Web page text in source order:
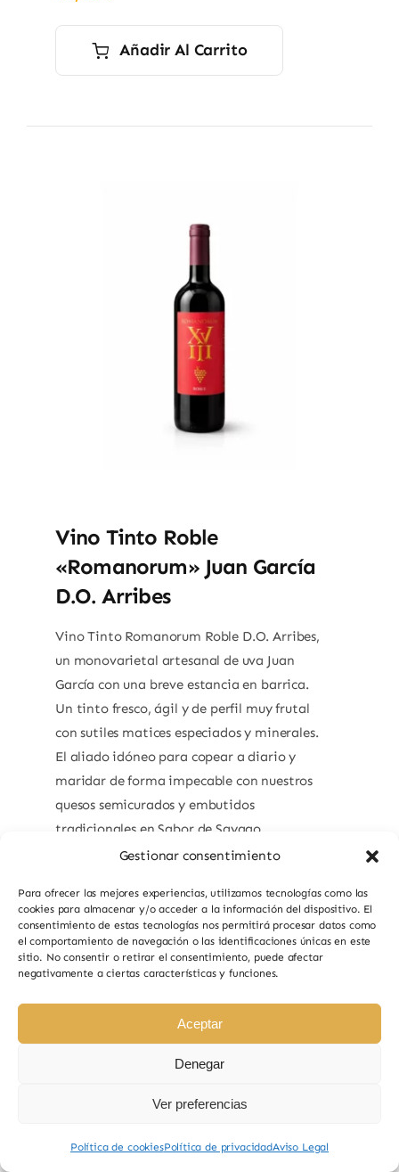
Gestionar consentimiento
Para ofrecer las mejores experiencias, utilizamos tecnologías como las
cookies para almacenar y/o acceder a la información del dispositivo. El
consentimiento de estas tecnologías nos permitirá procesar datos como
el comportamiento de navegación o las identificaciones únicas en este
sitio. No consentir o retirar el consentimiento, puede afectar
negativamente a ciertas características y funciones.
Aceptar
Denegar
Ver preferencias
Política de cookiesPolítica de privacidadAviso Legal
Añadir Al Carrito
Vino Tinto Roble
«Romanorum» Juan García
D.O. Arribes
Vino Tinto Romanorum Roble D.O. Arribes,
un monovarietal artesanal de uva Juan
García con una breve estancia en barrica.
Un tinto fresco, ágil y de perfil muy frutal
con sutiles matices especiados y minerales.
El aliado idóneo para copear a diario y
maridar de forma impecable con nuestros
quesos semicurados y embutidos
tradicionales en Sabor de Sayago.
Añadir Al Carrito